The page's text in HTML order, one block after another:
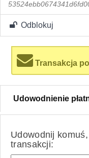
Odblokuj
Transakcja
Udowodnienie
Udowodnij
transakcji: